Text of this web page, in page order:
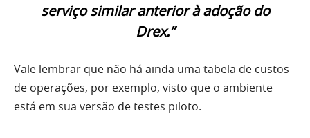
serviço similar anterior à adoção do
Drex.”
Vale lembrar que não há ainda uma tabela de custos
de operações, por exemplo, visto que o ambiente
está em sua versão de testes piloto.